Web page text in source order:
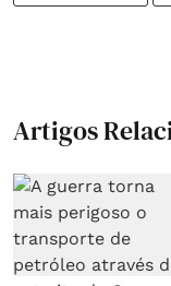
Artigos